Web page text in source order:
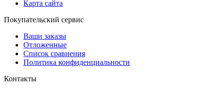
Карта сайта
Покупательский сервис
Ваши заказы
Отложенные
Список сравнения
Политика конфиденциальности
Контакты